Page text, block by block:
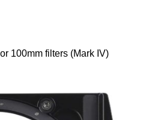
100mm filters (Mark IV)